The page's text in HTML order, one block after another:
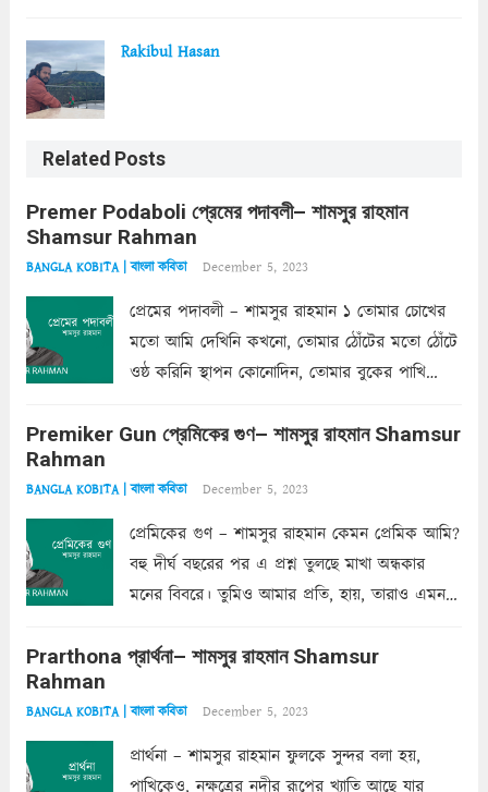
Rakibul Hasan
Related Posts
Premer Podaboli প্রেমের পদাবলী– শামসুর রাহমান
Shamsur Rahman
BANGLA KOBITA | বাংলা কবিতা December 5, 2023
প্রেমের পদাবলী – শামসুর রাহমান ১ তোমার চোখের
মতো আমি দেখিনি কখনো, তোমার ঠোঁটের মতো ঠোঁটে
ওষ্ঠ করিনি স্থাপন কোনোদিন, তোমার বুকের পাখি
কোথাও কি এরকম ছায়া দেয় ক্লান্তির প্রহরে? মুছে
Premiker Gun প্রেমিকের গুণ– শামসুর রাহমান Shamsur
Rahman
BANGLA KOBITA | বাংলা কবিতা December 5, 2023
প্রেমিকের গুণ – শামসুর রাহমান কেমন প্রেমিক আমি?
বহু দীর্ঘ বছরের পর এ প্রশ্ন তুলছে মাখা অন্ধকার
মনের বিবরে। তুমিও আমার প্রতি, হায়, তারাও এমন
একান্ত জরুরি- নইলে একটি দেয়াল নিমেষেই ভীষণ
Prarthona প্রার্থনা– শামসুর রাহমান Shamsur
Rahman
BANGLA KOBITA | বাংলা কবিতা December 5, 2023
প্রার্থনা – শামসুর রাহমান ফুলকে সুন্দর বলা হয়,
পাখিকেও, নক্ষত্রের নদীর রূপের খ্যাতি আছে যার